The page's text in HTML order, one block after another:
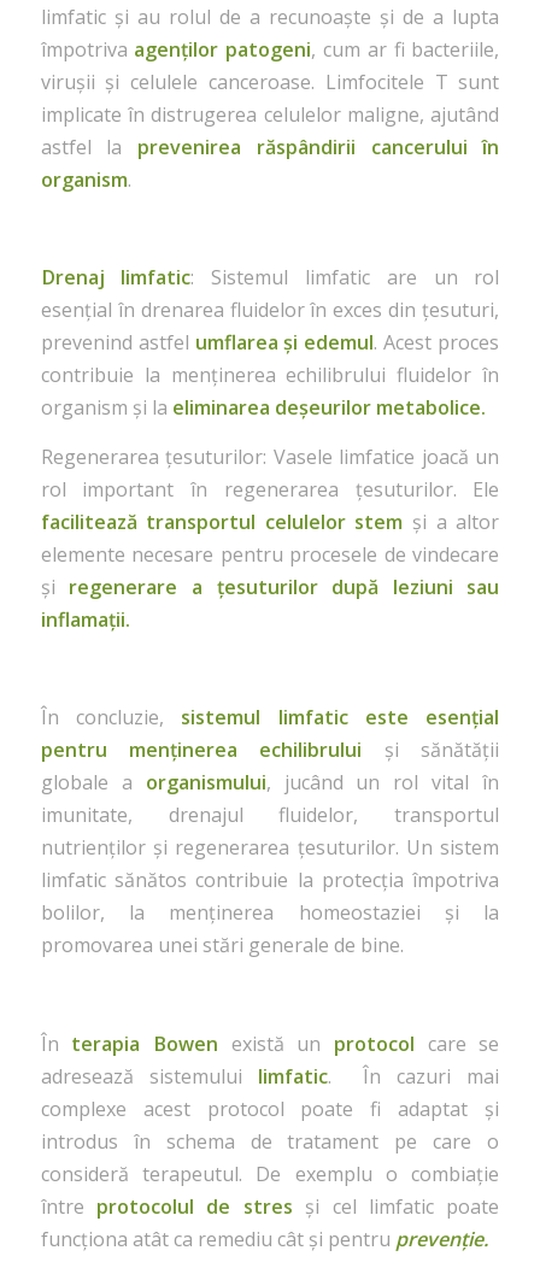
limfatic și au rolul de a recunoaște și de a lupta
împotriva agenților patogeni, cum ar fi bacteriile,
virușii și celulele canceroase. Limfocitele T sunt
implicate în distrugerea celulelor maligne, ajutând
astfel la prevenirea răspândirii cancerului în
organism.
Drenaj limfatic: Sistemul limfatic are un rol
esențial în drenarea fluidelor în exces din țesuturi,
prevenind astfel umflarea și edemul. Acest proces
contribuie la menținerea echilibrului fluidelor în
organism și la eliminarea deșeurilor metabolice.
Regenerarea țesuturilor: Vasele limfatice joacă un
rol important în regenerarea țesuturilor. Ele
facilitează transportul celulelor stem și a altor
elemente necesare pentru procesele de vindecare
și regenerare a țesuturilor după leziuni sau
inflamații.
În concluzie, sistemul limfatic este esențial
pentru menținerea echilibrului și sănătății
globale a organismului, jucând un rol vital în
imunitate, drenajul fluidelor, transportul
nutrienților și regenerarea țesuturilor. Un sistem
limfatic sănătos contribuie la protecția împotriva
bolilor, la menținerea homeostaziei și la
promovarea unei stări generale de bine.
În terapia Bowen există un protocol care se
adresează sistemului limfatic. În cazuri mai
complexe acest protocol poate fi adaptat și
introdus în schema de tratament pe care o
consideră terapeutul. De exemplu o combiație
între protocolul de stres și cel limfatic poate
funcționa atât ca remediu cât și pentru prevenție.